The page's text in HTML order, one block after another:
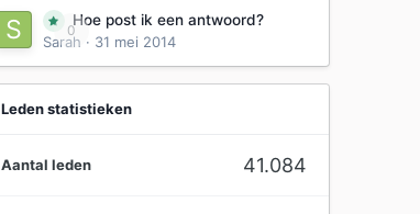
0
Hoe post ik een antwoord?
Sarah · 31 mei 2014
Leden statistieken
Aantal leden 41.084